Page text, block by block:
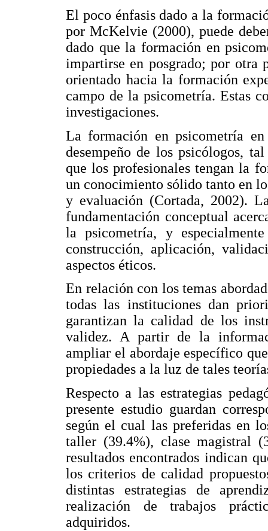
El poco énfasis dado a la
por McKelvie (2000), puede
dado que la formación en
impartirse en posgrado; por otra
orientado hacia la formación
campo de la psicometría. Estas
investigaciones.
La formación en psicometría
desempeño de los psicólogos,
que los profesionales tengan la
un conocimiento sólido tanto en
y evaluación (Cortada, 2002).
fundamentación conceptual
la psicometría, y
construcción, aplicación,
aspectos éticos.
En relación con los temas
todas las instituciones dan
garantizan la calidad de los
validez. A partir de la
ampliar el abordaje específico
propiedades a la luz de tales
Respecto a las estrategias
presente estudio guardan
según el cual las preferidas en
taller (39.4%), clase magistral
resultados encontrados indican
los criterios de calidad
distintas estrategias de
realización de trabajos
adquiridos.